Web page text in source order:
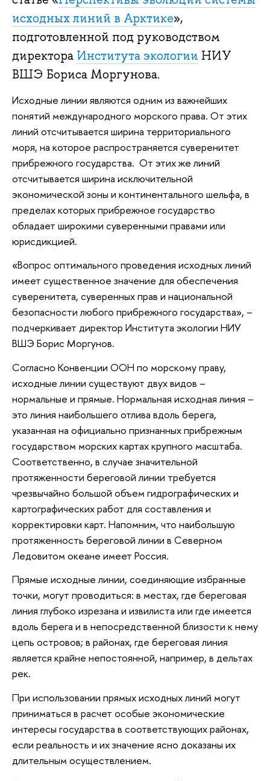
исходных линий в Арктике»,
подготовленной под руководством
директора Института экологии НИУ
ВШЭ Бориса Моргунова.
Исходные линии являются одним из важнейших
понятий международного морского права. От этих
линий отсчитывается ширина территориального
моря, на которое распространяется суверенитет
прибрежного государства. От этих же линий
отсчитывается ширина исключительной
экономической зоны и континентального шельфа, в
пределах которых прибрежное государство
обладает широкими суверенными правами или
юрисдикцией.
«Вопрос оптимального проведения исходных линий
имеет существенное значение для обеспечения
суверенитета, суверенных прав и национальной
безопасности любого прибрежного государства», –
подчеркивает директор Института экологии НИУ
ВШЭ Борис Моргунов.
Согласно Конвенции ООН по морскому праву,
исходные линии существуют двух видов –
нормальные и прямые. Нормальная исходная линия –
это линия наибольшего отлива вдоль берега,
указанная на официально признанных прибрежным
государством морских картах крупного масштаба.
Соответственно, в случае значительной
протяженности береговой линии требуется
чрезвычайно большой объем гидрографических и
картографических работ для составления и
корректировки карт. Напомним, что наибольшую
протяженность береговой линии в Северном
Ледовитом океане имеет Россия.
Прямые исходные линии, соединяющие избранные
точки, могут проводиться: в местах, где береговая
линия глубоко изрезана и извилиста или где имеется
вдоль берега и в непосредственной близости к нему
цепь островов; в районах, где береговая линия
является крайне непостоянной, например, в дельтах
рек.
При использовании прямых исходных линий могут
приниматься в расчет особые экономические
интересы государства в соответствующих районах,
если реальность и их значение ясно доказаны их
длительным осуществлением.